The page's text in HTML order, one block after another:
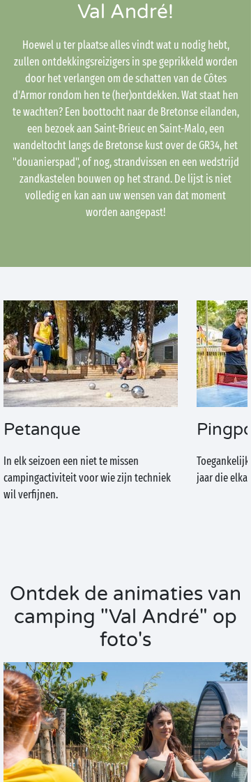
Val André!
Hoewel u ter plaatse alles vindt wat u nodig hebt,
zullen ontdekkingsreizigers in spe geprikkeld worden
door het verlangen om de schatten van de Côtes
d'Armor rondom hen te (her)ontdekken. Wat staat hen
te wachten? Een boottocht naar de Bretonse eilanden,
een bezoek aan Saint-Brieuc en Saint-Malo, een
wandeltocht langs de Bretonse kust over de GR34, het
"douanierspad", of nog, strandvissen en een wedstrijd
zandkastelen bouwen op het strand. De lijst is niet
volledig en kan aan uw wensen van dat moment
worden aangepast!
Petanque
In elk seizoen een niet te missen
campingactiviteit voor wie zijn techniek
wil verfijnen.
jaar die
Ontdek de animaties van
camping "Val André" op
foto's